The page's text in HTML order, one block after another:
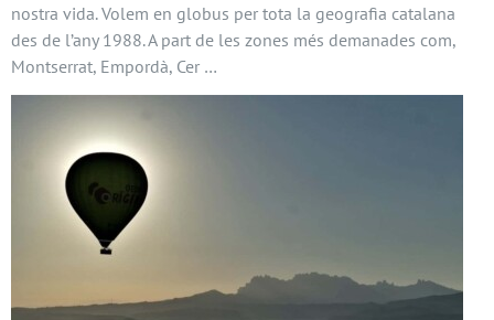
nostra vida. Volem en globus per tota la geografia catalana
des de l’any 1988. A part de les zones més demanades com,
Montserrat, Empordà, Cer …